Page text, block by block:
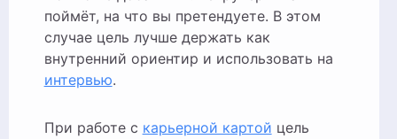
поймёт, на что вы претендуете. В этом
случае цель лучше держать как
внутренний ориентир и использовать на
интервью.
При работе с карьерной картой цель